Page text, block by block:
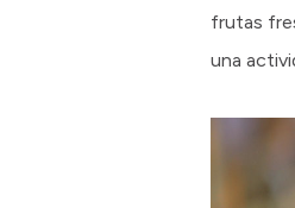
frutas
una